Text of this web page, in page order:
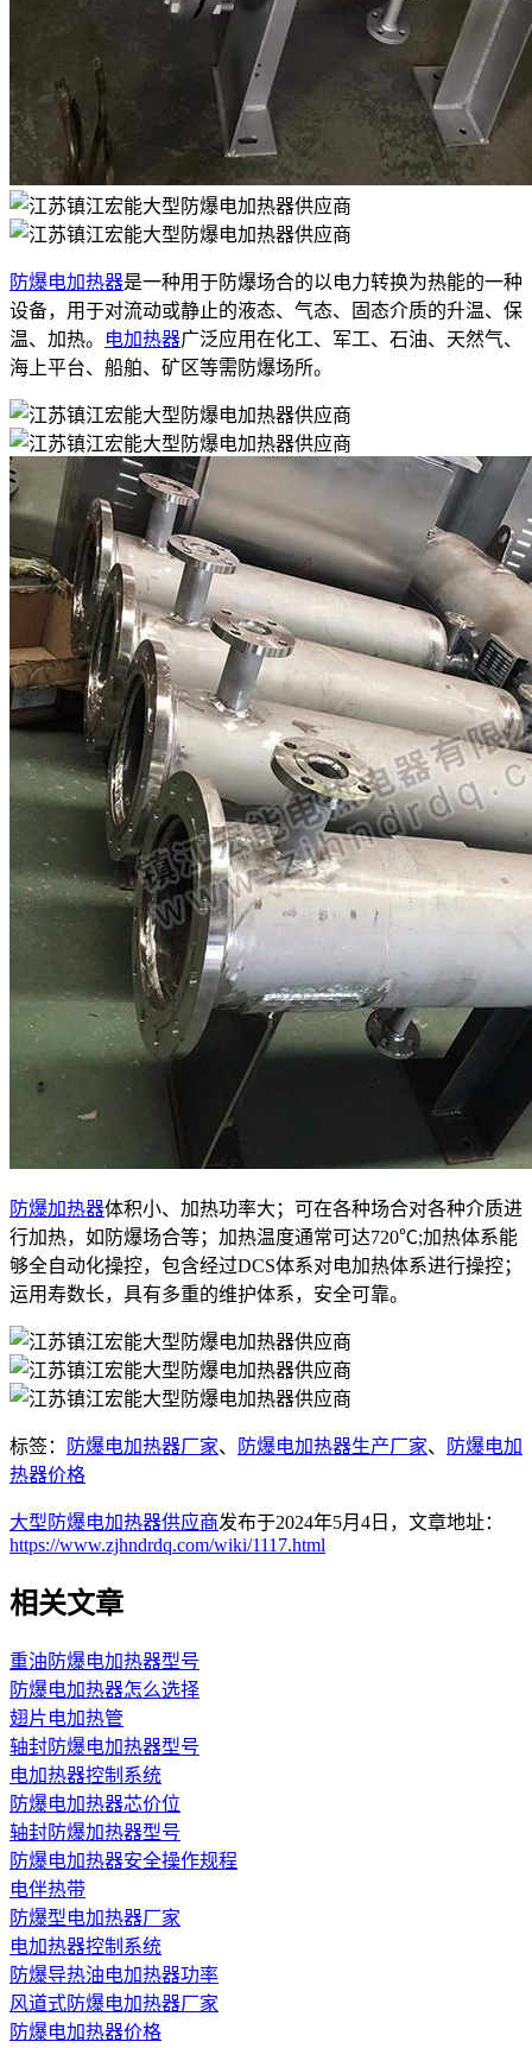
防爆电加热器是一种用于防爆场合的以电力转换为热能的一种
设备，用于对流动或静止的液态、气态、固态介质的升温、保
温、加热。
电加热器广泛应用在化工、军工、石油、天然气、
海上平台、船舶、矿区等需防爆场所。
防爆加热器体积小、加热功率大；可在各种场合对各种介质进
行加热，如防爆场合等；加热温度通常可达720℃;加热体系能
够全自动化操控，包含经过DCS体系对电加热体系进行操控；
运用寿数长，具有多重的维护体系，安全可靠。
标签： 防爆电加热器厂家、 防爆电加热器生产厂家、
防爆电加
热器价格
大型防爆电加热器供应商发布于2024年5月4日，文章地址：
https://www.zjhndrdq.com/wiki/1117.html
相关文章
重油防爆电加热器型号
防爆电加热器怎么选择
翅片电加热管
轴封防爆电加热器型号
电加热器控制系统
防爆电加热器芯价位
轴封防爆加热器型号
防爆电加热器安全操作规程
电伴热带
防爆型电加热器厂家
电加热器控制系统
防爆导热油电加热器功率
风道式防爆电加热器厂家
防爆电加热器价格